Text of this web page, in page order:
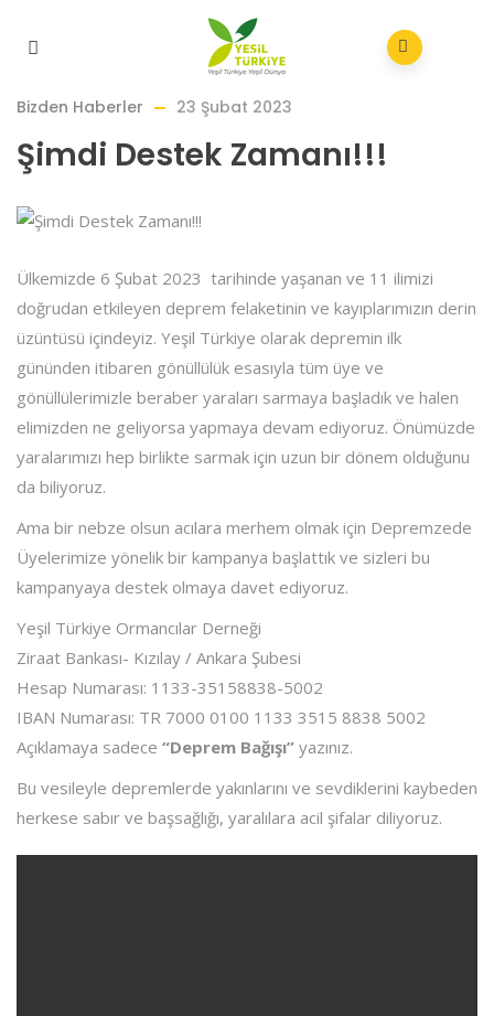
Bizden Haberler 23 Şubat 2023
Şimdi Destek Zamanı!!!
Ülkemizde 6 Şubat 2023 tarihinde yaşanan ve 11 ilimizi
doğrudan etkileyen deprem felaketinin ve kayıplarımızın derin
üzüntüsü içindeyiz. Yeşil Türkiye olarak depremin ilk
gününden itibaren gönüllülük esasıyla tüm üye ve
gönüllülerimizle beraber yaraları sarmaya başladık ve halen
elimizden ne geliyorsa yapmaya devam ediyoruz. Önümüzde
yaralarımızı hep birlikte sarmak için uzun bir dönem olduğunu
da biliyoruz.
Ama bir nebze olsun acılara merhem olmak için Depremzede
Üyelerimize yönelik bir kampanya başlattık ve sizleri bu
kampanyaya destek olmaya davet ediyoruz.
Yeşil Türkiye Ormancılar Derneği
Ziraat Bankası- Kızılay / Ankara Şubesi
Hesap Numarası: 1133-35158838-5002
IBAN Numarası: TR 7000 0100 1133 3515 8838 5002
Açıklamaya sadece “Deprem Bağışı” yazınız.
Bu vesileyle depremlerde yakınlarını ve sevdiklerini kaybeden
herkese sabır ve başsağlığı, yaralılara acil şifalar diliyoruz.